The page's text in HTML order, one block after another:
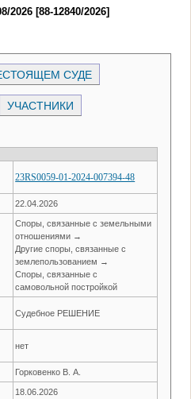
[88-12840/2026]
СУДЕ
УЧАСТНИКИ
23RS0059-01-2024-007394-48
22.04.2026
Споры, связанные с земельными
отношениями →
Другие споры, связанные с
землепользованием →
Споры, связанные с
самовольной постройкой
Судебное РЕШЕНИЕ
нет
Горковенко В. А.
18.06.2026